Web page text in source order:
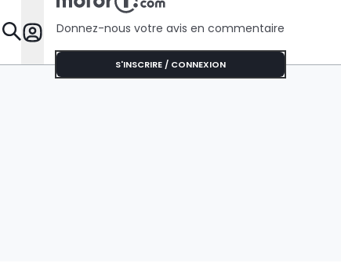
Donnez-nous votre avis en commentaire
S'INSCRIRE / CONNEXION